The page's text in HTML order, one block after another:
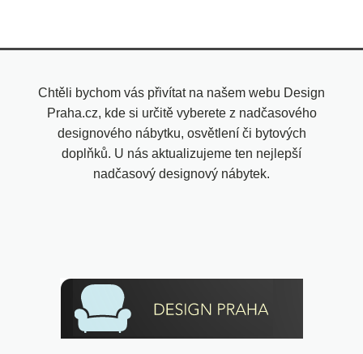
Chtěli bychom vás přivítat na našem webu Design
Praha.cz, kde si určitě vyberete z nadčasového
designového nábytku, osvětlení či bytových
doplňků. U nás aktualizujeme ten nejlepší
nadčasový designový nábytek.